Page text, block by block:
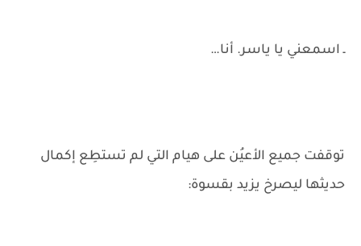
ـ اسمعني يا ياسر. أنا…
توقفت جميع الأعيُن على هيام التي لم تستطِع إكمال
حديثها ليصرخ يزيد بقسوة: